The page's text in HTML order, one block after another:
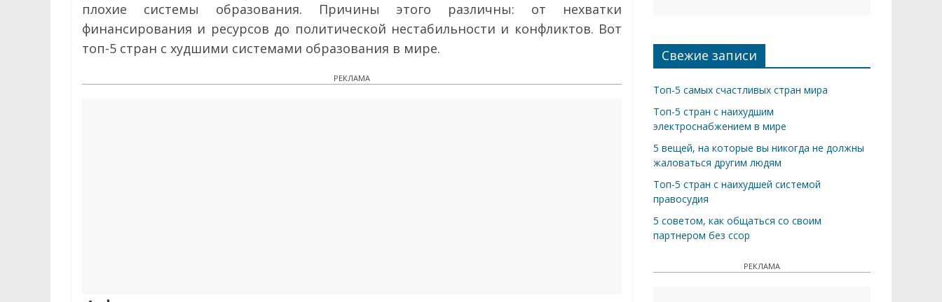
плохие системы образования. Причины этого различны: от нехватки
финансирования и ресурсов до политической нестабильности и конфликтов. Вот
топ-5 стран с худшими системами образования в мире.
РЕКЛАМА
Свежие записи
Топ-5 самых счастливых стран мира
Топ-5 стран с наихудшим
электроснабжением в мире
5 вещей, на которые вы никогда не должны
жаловаться другим людям
Топ-5 стран с наихудшей системой
правосудия
5 советом, как общаться со своим
партнером без ссор
РЕКЛАМА